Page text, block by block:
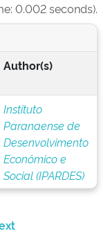
0.002 seconds).
Author(s)
Instituto
Paranaense de
Desenvolvimento
Econômico e
Social (IPARDES)